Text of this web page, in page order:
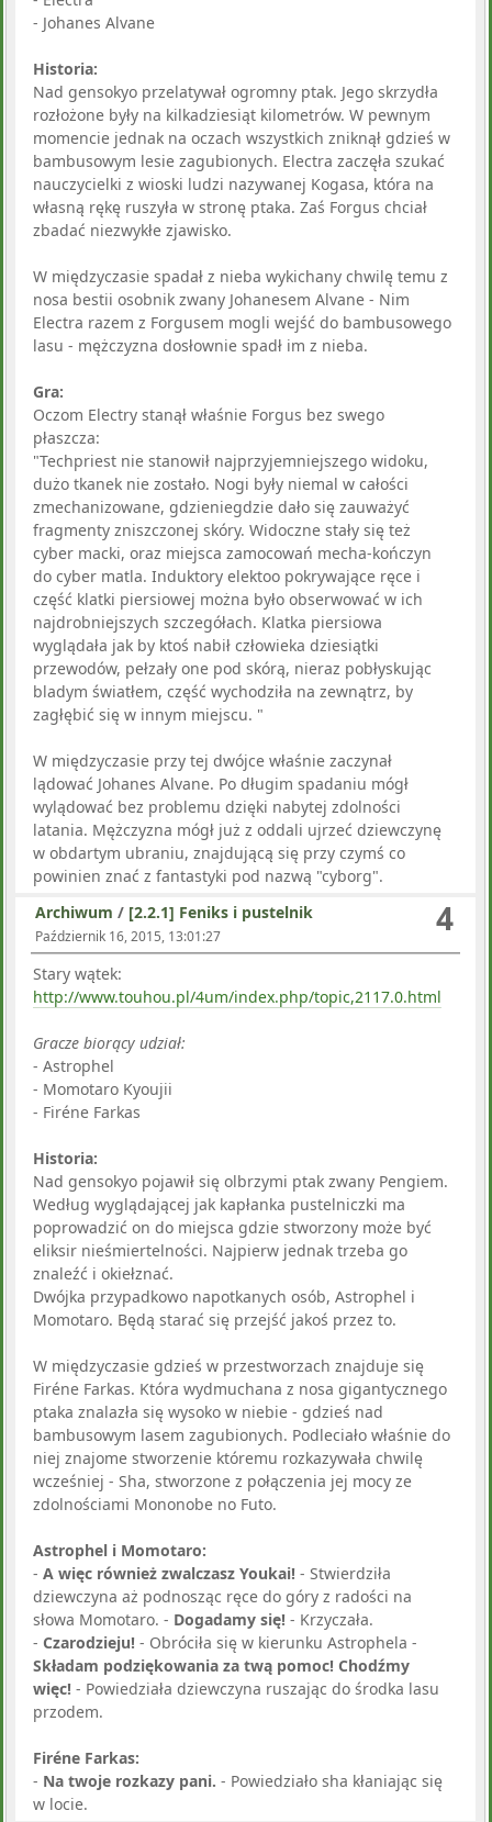
- Johanes Alvane
Historia:
Nad gensokyo przelatywał ogromny ptak. Jego skrzydła
rozłożone były na kilkadziesiąt kilometrów. W pewnym
momencie jednak na oczach wszystkich zniknął gdzieś w
bambusowym lesie zagubionych. Electra zaczęła szukać
nauczycielki z wioski ludzi nazywanej Kogasa, która na
własną rękę ruszyła w stronę ptaka. Zaś Forgus chciał
zbadać niezwykłe zjawisko.
W międzyczasie spadał z nieba wykichany chwilę temu z
nosa bestii osobnik zwany Johanesem Alvane - Nim
Electra razem z Forgusem mogli wejść do bambusowego
lasu - mężczyzna dosłownie spadł im z nieba.
Gra:
Oczom Electry stanął właśnie Forgus bez swego
płaszcza:
"Techpriest nie stanowił najprzyjemniejszego widoku,
dużo tkanek nie zostało. Nogi były niemal w całości
zmechanizowane, gdzieniegdzie dało się zauważyć
fragmenty zniszczonej skóry. Widoczne stały się też
cyber macki, oraz miejsca zamocowań mecha-kończyn
do cyber matla. Induktory elektoo pokrywające ręce i
część klatki piersiowej można było obserwować w ich
najdrobniejszych szczegółach. Klatka piersiowa
wyglądała jak by ktoś nabił człowieka dziesiątki
przewodów, pełzały one pod skórą, nieraz pobłyskując
bladym światłem, część wychodziła na zewnątrz, by
zagłębić się w innym miejscu. "
W międzyczasie przy tej dwójce właśnie zaczynał
lądować Johanes Alvane. Po długim spadaniu mógł
wylądować bez problemu dzięki nabytej zdolności
latania. Mężczyzna mógł już z oddali ujrzeć dziewczynę
w obdartym ubraniu, znajdującą się przy czymś co
powinien znać z fantastyki pod nazwą "cyborg".
4
Archiwum / [2.2.1] Feniks i pustelnik
Październik 16, 2015, 13:01:27
Stary wątek:
http://www.touhou.pl/4um/index.php/topic,2117.0.html
Gracze biorący udział:
- Astrophel
- Momotaro Kyoujii
- Firéne Farkas
Historia:
Nad gensokyo pojawił się olbrzymi ptak zwany Pengiem.
Według wyglądającej jak kapłanka pustelniczki ma
poprowadzić on do miejsca gdzie stworzony może być
eliksir nieśmiertelności. Najpierw jednak trzeba go
znaleźć i okiełznać.
Dwójka przypadkowo napotkanych osób, Astrophel i
Momotaro. Będą starać się przejść jakoś przez to.
W międzyczasie gdzieś w przestworzach znajduje się
Firéne Farkas. Która wydmuchana z nosa gigantycznego
ptaka znalazła się wysoko w niebie - gdzieś nad
bambusowym lasem zagubionych. Podleciało właśnie do
niej znajome stworzenie któremu rozkazywała chwilę
wcześniej - Sha, stworzone z połączenia jej mocy ze
zdolnościami Mononobe no Futo.
Astrophel i Momotaro:
- A więc również zwalczasz Youkai! - Stwierdziła
dziewczyna aż podnosząc ręce do góry z radości na
słowa Momotaro. - Dogadamy się! - Krzyczała.
- Czarodzieju! - Obróciła się w kierunku Astrophela -
Składam podziękowania za twą pomoc! Chodźmy
więc! - Powiedziała dziewczyna ruszając do środka lasu
przodem.
Firéne Farkas:
- Na twoje rozkazy pani. - Powiedziało sha kłaniając się
w locie.